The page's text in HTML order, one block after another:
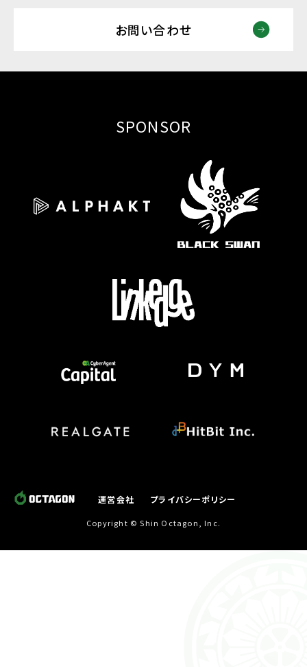
お問い合わせ
SPONSOR
運営会社 プライバシーポリシー
Copyright © Shin Octagon, Inc.